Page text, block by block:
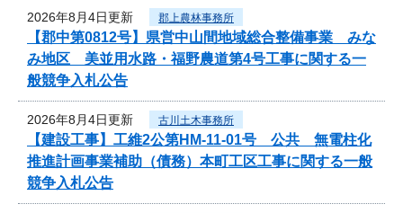
2026年8月4日更新 郡上農林事務所
【郡中第0812号】県営中山間地域総合整備事業 みな
み地区 美並用水路・福野農道第4号工事に関する一
般競争入札公告
2026年8月4日更新 古川土木事務所
【建設工事】工維2公第HM-11-01号 公共 無電柱化
推進計画事業補助（債務）本町工区工事に関する一般
競争入札公告